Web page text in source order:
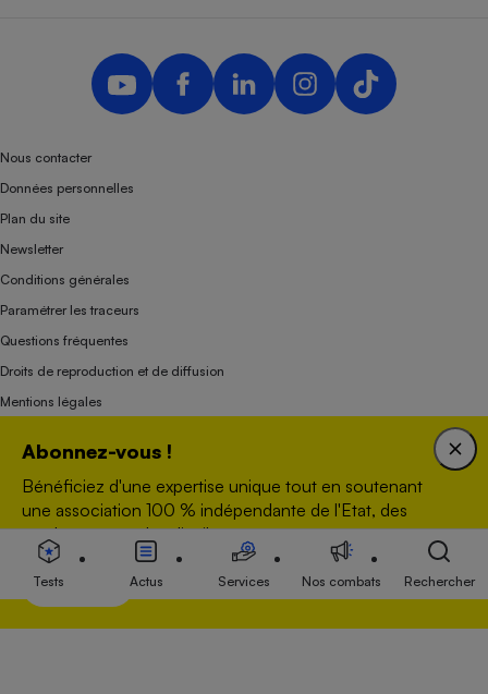
S’abonner
Abonnez-vous !
Bénéficiez d'une expertise unique tout en soutenant
une association 100 % indépendante de l'Etat, des
producteurs et des distributeurs.
Voir nos offres
Nous contacter
Données personnelles
Plan du site
Newsletter
Conditions générales
Paramétrer les traceurs
Questions fréquentes
Droits de reproduction et de diffusion
Mentions légales
Association indépendante de l’État, des syndicats, des producteurs et des
distributeurs depuis 1951.
Tests Actus Services Nos combats Rechercher